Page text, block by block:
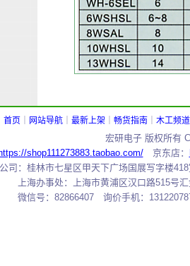
首页 网站导航 最新上架 畅货指南 木工频道
宏研电子 版权所有
https://shop111273883.taobao.com/京东店：
司：桂林市七星区甲天下广场国展写字楼
上海办事处：上海市黄浦区汉口路515
微信号：82866407 询价手机：